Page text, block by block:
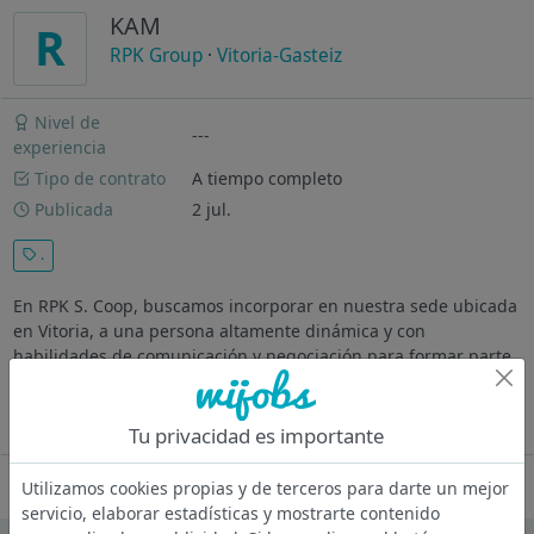
R KAM
RPK Group ·Vitoria-Gasteiz
Nivel de
experiencia
---
Tipo de contrato
A tiempo completo
Publicada
2 jul.
.
En RPK S. Coop, buscamos incorporar en nuestra sede ubicada
en Vitoria, a una persona altamente dinámica y con
habilidades de comunicación y negociación para formar parte
del equipo comercial. Dependiendo de la Dirección Comercial
Oferta desactivada
Tu privacidad es importante
Utilizamos cookies propias y de terceros para darte un mejor
servicio, elaborar estadísticas y mostrarte contenido